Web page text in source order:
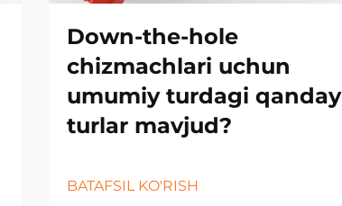
Down-the-hole
chizmachlari uchun
umumiy turdagi qanday
turlar mavjud?
BATAFSIL KO'RISH